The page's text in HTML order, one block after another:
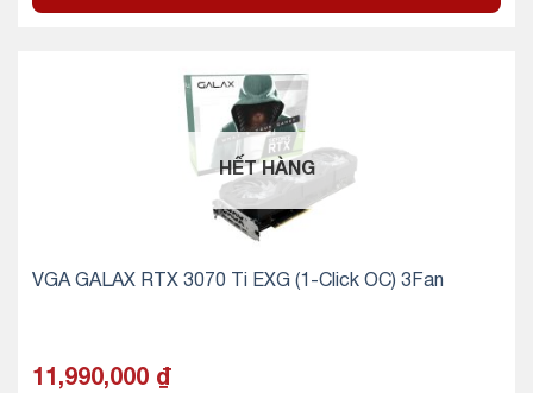
HẾT HÀNG
VGA GALAX RTX 3070 Ti EXG (1-Click OC) 3Fan
11,990,000 ₫